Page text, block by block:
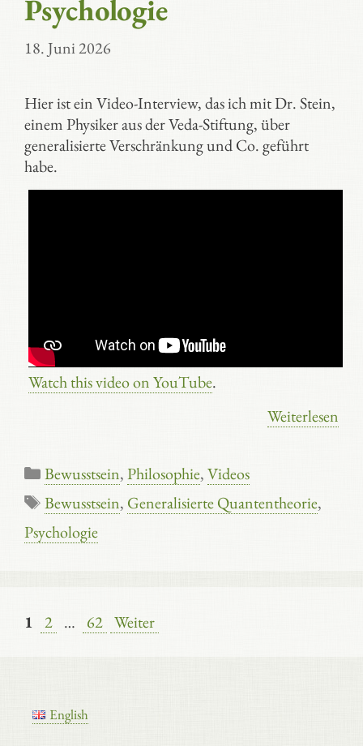
Psychologie
18. Juni 2026
Hier ist ein Video-Interview, das ich mit Dr. Stein,
einem Physiker aus der Veda-Stiftung, über
generalisierte Verschränkung und Co. geführt
habe.
Watch this video on YouTube.
Weiterlesen
Kategorien
Bewusstsein,Philosophie,Videos
Schlagwörter
Bewusstsein, Generalisierte Quantentheorie,
Psychologie
Seite
1 Seite
2 … Seite
62 Weiter
English